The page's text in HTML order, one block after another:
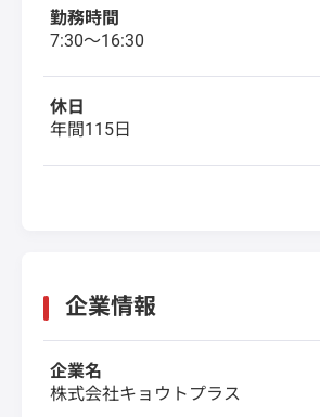
勤務時間
7:30～16:30
休日
年間115日
企業情報
企業名
株式会社キョウトプラス